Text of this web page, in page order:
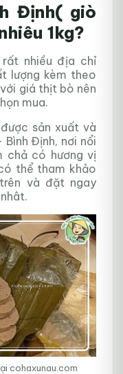
Định( giò
1kg?
nhiều địa chỉ
lượng kèm theo
giá thịt bò nên
mua.
được sản xuất và
Định, nơi nổi
chả có hương vị
thể tham khảo
và đặt ngay
cohaxunau.com